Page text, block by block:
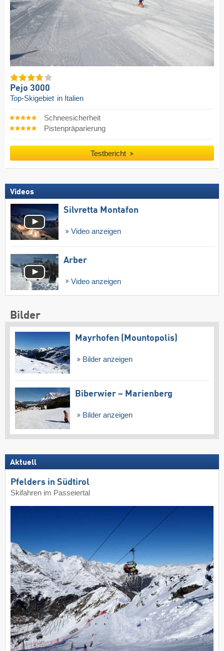
Pejo 3000
Top-Skigebiet in Italien
Schneesicherheit
Pistenpräparierung
Testbericht
Videos
Silvretta Montafon
Video anzeigen
Arber
Video anzeigen
Bilder
Mayrhofen (Mountopolis)
Bilder anzeigen
Biberwier – Marienberg
Bilder anzeigen
Aktuell
Pfelders in Südtirol
Skifahren im Passeiertal